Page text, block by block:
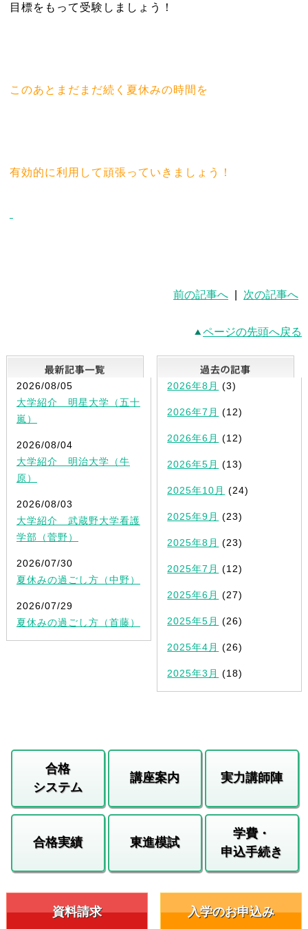
目標をもって受験しましょう！
このあとまだまだ続く夏休みの時間を
有効的に利用して頑張っていきましょう！
前の記事へ 次の記事へ
ページの先頭へ戻る
最新記事一覧
2026/08/05
大学紹介 明星大学（五十
嵐）
2026/08/04
大学紹介 明治大学（牛
原）
2026/08/03
大学紹介 武蔵野大学看護
学部（菅野）
2026/07/30
夏休みの過ごし方（中野）
2026/07/29
夏休みの過ごし方（首藤）
2026年8月 (3)
2026年7月 (12)
2026年6月 (12)
2026年5月 (13)
2025年10月 (24)
2025年9月 (23)
2025年8月 (23)
2025年7月 (12)
2025年6月 (27)
2025年5月 (26)
2025年4月 (26)
2025年3月 (18)
合格
システム
講座案内 実力講師陣
合格実績 東進模試
学費・
申込手続き
資料請求 入学のお申込み